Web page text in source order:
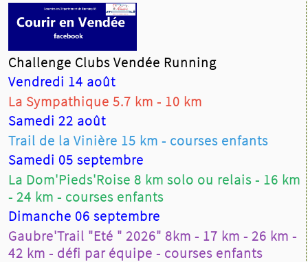
Challenge Clubs Vendée Running
Vendredi 14 août
La Sympathique 5.7 km - 10 km
Samedi 22 août
Trail de la Vinière 15 km - courses enfants
Samedi 05 septembre
La Dom'Pieds'Roise 8 km solo ou relais - 16 km
- 24 km - courses enfants
Dimanche 06 septembre
Gaubre'Trail "Eté " 2026" 8km - 17 km - 26 km -
42 km - défi par équipe - courses enfants
Jacqueline Caillet Racing Club Nantais
1h45'42"
Brigitte Barbier Ouest Vendée Athlétisme
1h49'09"
Sophie Savage Course Pédestre Notre Dame de
Monts 1h55'15"
Hom.
Jean Philippe Levrel Racing Club Nantais
1h33'33"
Alain Mens Racing Club Nantais 1h33'57"
Dominique Cottenceau Athlé Bocage Vendée
1h35'45"
Et, le 3 Octobre 2015, le CPNDM accueillera les
Championnats de France de Marche Nordique